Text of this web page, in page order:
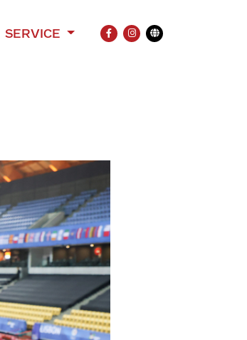
SERVICE
FACEBOOK
INSTAGRAM
Übersetzung